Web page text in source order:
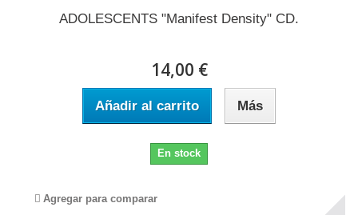
ADOLESCENTS "Manifest Density" CD.
14,00 €
Añadir al carrito Más
En stock
Agregar para comparar